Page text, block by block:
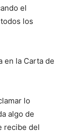
el
los
en la Carta de
lo
algo de
recibe del